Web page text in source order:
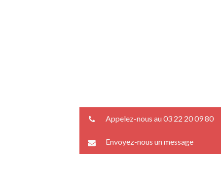
Appelez-nous au 03 22 20 09 80
Envoyez-nous un message